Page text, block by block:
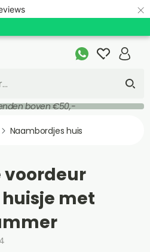
×
boven €50,-
Naambordjes huis
met